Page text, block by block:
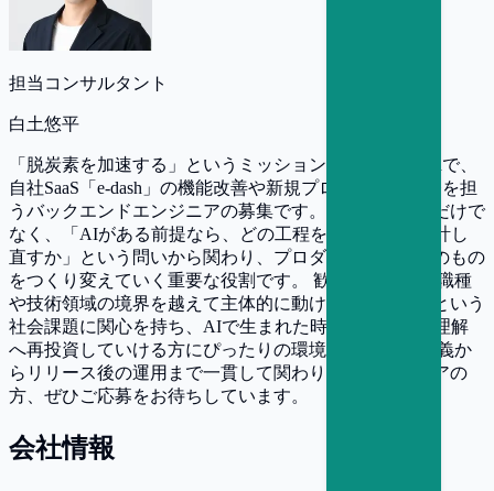
担当コンサルタント
白土悠平
「脱炭素を加速する」というミッションを掲げるe-dashで、
自社SaaS「e-dash」の機能改善や新規プロダクトの開発を担
うバックエンドエンジニアの募集です。ただ実装するだけで
なく、「AIがある前提なら、どの工程を残し、どう設計し
直すか」という問いから関わり、プロダクトと業務そのもの
をつくり変えていく重要な役割です。 歓迎するのは、職種
や技術領域の境界を越えて主体的に動ける方。脱炭素という
社会課題に関心を持ち、AIで生まれた時間をドメイン理解
へ再投資していける方にぴったりの環境です。 要件定義か
らリリース後の運用まで一貫して関わりたいエンジニアの
方、ぜひご応募をお待ちしています。
会社情報